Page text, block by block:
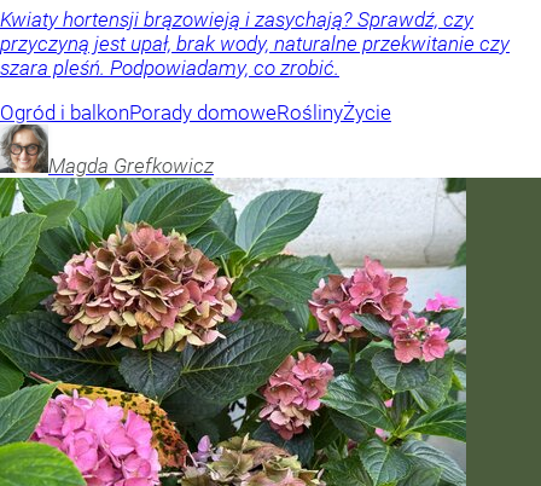
Kwiaty hortensji brązowieją i zasychają? Sprawdź, czy
przyczyną jest upał, brak wody, naturalne przekwitanie czy
szara pleśń. Podpowiadamy, co zrobić.
Ogród i balkonPorady domoweRoślinyŻycie
Magda Grefkowicz